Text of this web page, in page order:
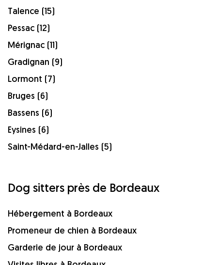
Talence (15)
Pessac (12)
Mérignac (11)
Gradignan (9)
Lormont (7)
Bruges (6)
Bassens (6)
Eysines (6)
Saint-Médard-en-Jalles (5)
Dog sitters près de Bordeaux
Hébergement à Bordeaux
Promeneur de chien à Bordeaux
Garderie de jour à Bordeaux